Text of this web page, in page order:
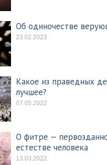
Об одиночестве
23.02.2023
Какое из праведных
лучшее?
07.05.2022
О фитре —
естестве человека
13.03.2022